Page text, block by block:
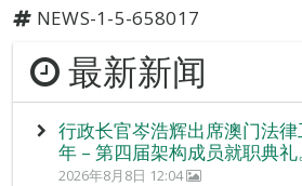
NEWS-1-5-658017
最新新闻
行政长官岑浩辉出席澳门法
年 – 第四届架构成员就职典礼
2026年8月8日 12:04